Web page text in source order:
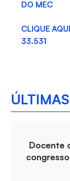
DO MEC
CLIQUE
33.531
Docente